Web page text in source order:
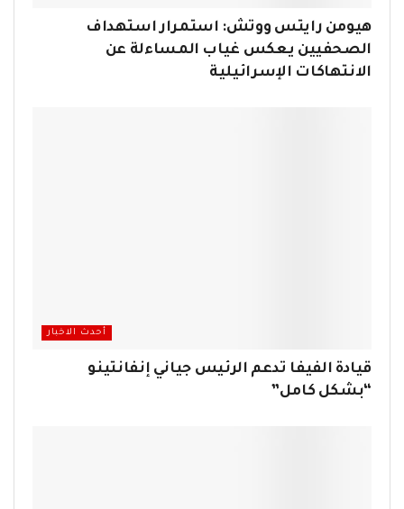
هيومن رايتس ووتش: استمرار استهداف
الصحفيين يعكس غياب المساءلة عن
الانتهاكات الإسرائيلية
أحدث الاخبار
قيادة الفيفا تدعم الرئيس جياني إنفانتينو
“بشكل كامل”